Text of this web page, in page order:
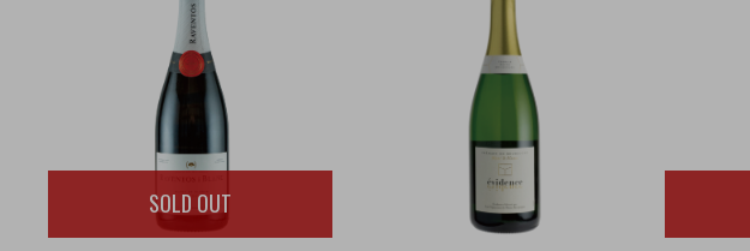
SOLD OUT